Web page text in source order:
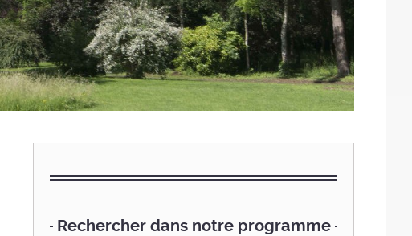
Rechercher dans notre programme